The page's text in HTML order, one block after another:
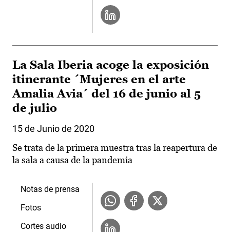
La Sala Iberia acoge la exposición
itinerante ´Mujeres en el arte
Amalia Avia´ del 16 de junio al 5
de julio
15 de Junio de 2020
Se trata de la primera muestra tras la reapertura de
la sala a causa de la pandemia
Notas de prensa
Fotos
Cortes audio